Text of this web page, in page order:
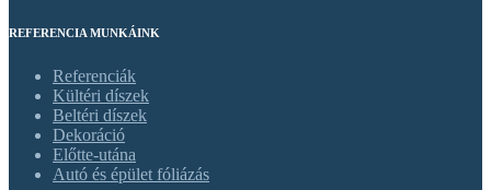
REFERENCIA MUNKÁINK
Referenciák
Kültéri díszek
Beltéri díszek
Dekoráció
Előtte-utána
Autó és épület fóliázás